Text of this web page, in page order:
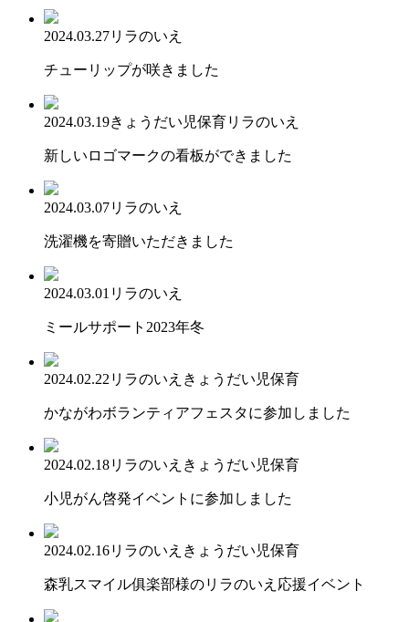
2024.03.27リラのいえ
チューリップが咲きました
2024.03.19きょうだい児保育リラのいえ
新しいロゴマークの看板ができました
2024.03.07リラのいえ
洗濯機を寄贈いただきました
2024.03.01 リラのいえ
ミールサポート2023年冬
2024.02.22 リラのいえ きょうだい児保育
かながわボランティアフェスタに参加しました
2024.02.18リラのいえ きょうだい児保育
小児がん啓発イベントに参加しました
2024.02.16リラのいえ きょうだい児保育
森乳スマイル俱楽部様のリラのいえ応援イベント